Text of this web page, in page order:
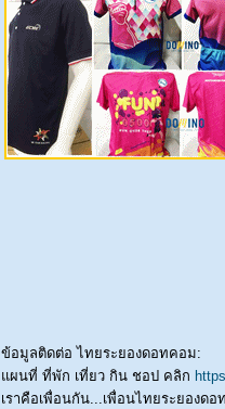
ข้อมูลติดต่อ ไทยระยองดอทคอม:
แผนที่ ที่พัก เที่ยว กิน ชอป คลิก
เราคือเพื่อนกัน...เพื่อนไทยระยองดอ